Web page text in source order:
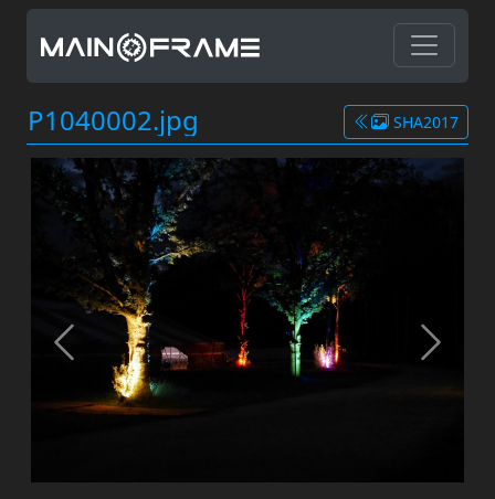
P1040002.jpg SHA2017